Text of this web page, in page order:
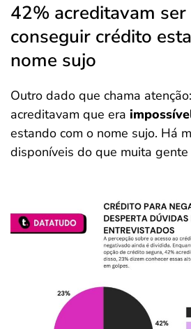
42% acreditavam
conseguir crédito
nome sujo
Outro dado que chama
acreditavam que era
estando com o nome sujo. Há
disponíveis do que muita gente